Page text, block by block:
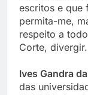
escritos e que
permita-me,
respeito a
Corte, divergir.
Ives Gandra
das